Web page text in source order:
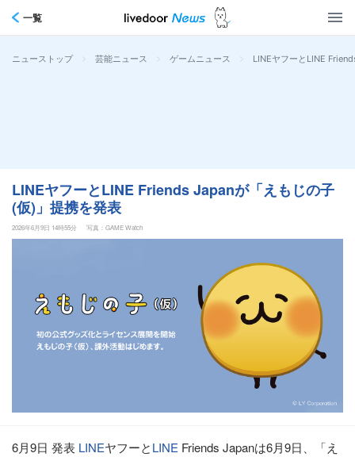
一覧
ニューストップ > 芸能ニュース > ゲームニュース > LINEヤフーとLINE
LINEヤフーとLINE Friends Japanが「えもじの子
(仮)」提携を発表
2026年6月9日 14時55分 写真：GAME Watch
6月9日 発表 LINEヤフーとLINE Friends Japanは6月9日、「え